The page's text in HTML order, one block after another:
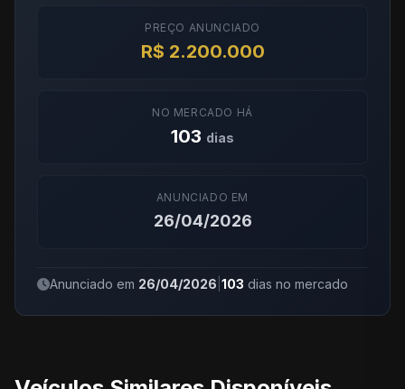
PREÇO ANUNCIADO
R$ 2.200.000
NO MERCADO HÁ
103 dias
ANUNCIADO EM
26/04/2026
Anunciado em 26/04/2026 103 dias no mercado